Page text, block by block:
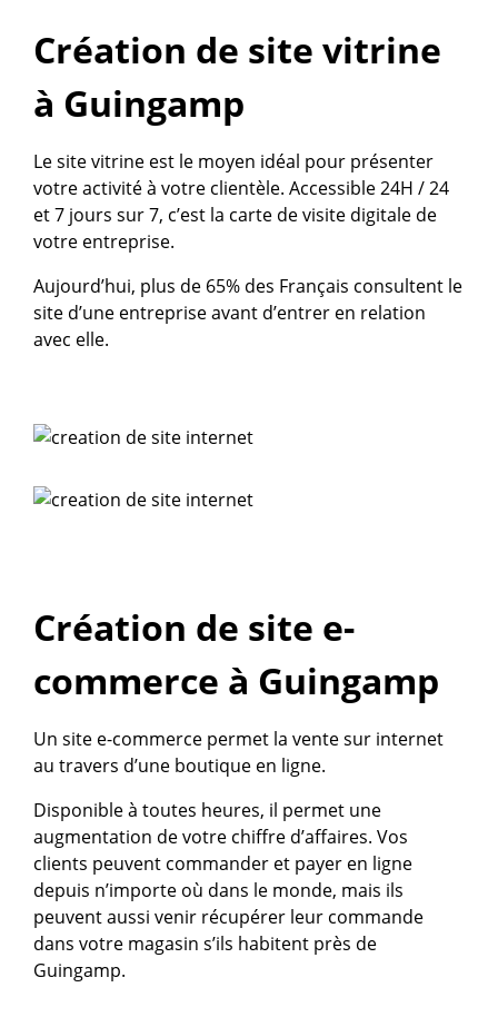
Création de site vitrine
à Guingamp
Le site vitrine est le moyen idéal pour présenter
votre activité à votre clientèle. Accessible 24H / 24
et 7 jours sur 7, c’est la carte de visite digitale de
votre entreprise.
Aujourd’hui, plus de 65% des Français consultent le
site d’une entreprise avant d’entrer en relation
avec elle.
Création de site e-
commerce à Guingamp
Un site e-commerce permet la vente sur internet
au travers d’une boutique en ligne.
Disponible à toutes heures, il permet une
augmentation de votre chiffre d’affaires. Vos
clients peuvent commander et payer en ligne
depuis n’importe où dans le monde, mais ils
peuvent aussi venir récupérer leur commande
dans votre magasin s’ils habitent près de
Guingamp.